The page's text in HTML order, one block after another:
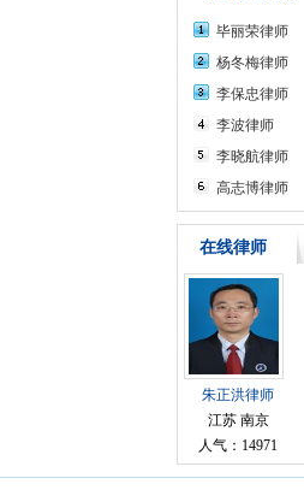
毕丽荣律师
杨冬梅律师
李保忠律师
李波律师
李晓航律师
高志博律师
在线律师
朱正洪律师
江苏 南京
人气：14971